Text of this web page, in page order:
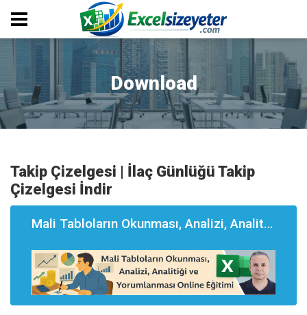
Download
Takip Çizelgesi | İlaç Günlüğü Takip
Çizelgesi İndir
Mali Tabloların Okunması, Analizi, Analitği ve Yorumlanması Eğitimi